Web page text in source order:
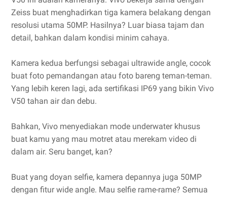
Zeiss buat menghadirkan tiga kamera belakang dengan
resolusi utama 50MP. Hasilnya? Luar biasa tajam dan
detail, bahkan dalam kondisi minim cahaya.
Kamera kedua berfungsi sebagai ultrawide angle, cocok
buat foto pemandangan atau foto bareng teman-teman.
Yang lebih keren lagi, ada sertifikasi IP69 yang bikin Vivo
V50 tahan air dan debu.
Bahkan, Vivo menyediakan mode underwater khusus
buat kamu yang mau motret atau merekam video di
dalam air. Seru banget, kan?
Buat yang doyan selfie, kamera depannya juga 50MP
dengan fitur wide angle. Mau selfie rame-rame? Semua